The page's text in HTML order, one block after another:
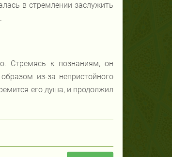
в стремлении заслужить
Стремясь к познаниям, он
из-за непристойного
его душа, и продолжил